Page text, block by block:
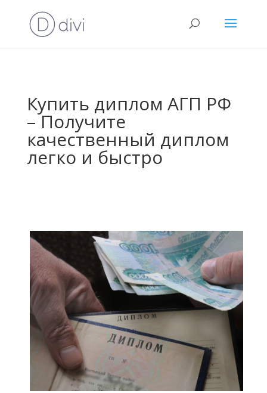
Купить диплом АГП РФ
– Получите
качественный диплом
легко и быстро